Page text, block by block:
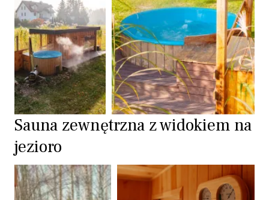
Sauna zewnętrzna z widokiem na
jezioro